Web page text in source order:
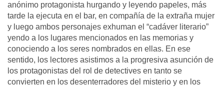
anónimo protagonista hurgando y leyendo papeles, más
tarde la ejecuta en el bar, en compañía de la extraña mujer
y luego ambos personajes exhuman el “cadáver literario”
yendo a los lugares mencionados en las memorias y
conociendo a los seres nombrados en ellas. En ese
sentido, los lectores asistimos a la progresiva asunción de
los protagonistas del rol de detectives en tanto se
convierten en los desenterradores del misterio y en los